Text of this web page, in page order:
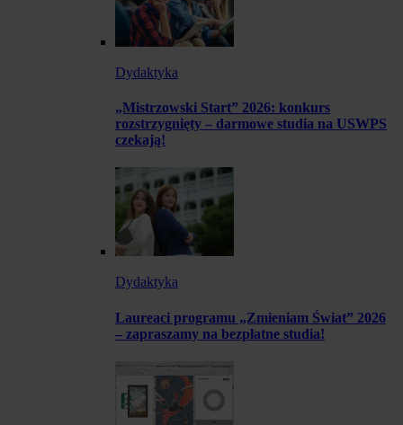
Dydaktyka
„Mistrzowski Start” 2026: konkurs
rozstrzygnięty – darmowe studia na USWPS
czekają!
Dydaktyka
Laureaci programu „Zmieniam Świat” 2026
– zapraszamy na bezpłatne studia!